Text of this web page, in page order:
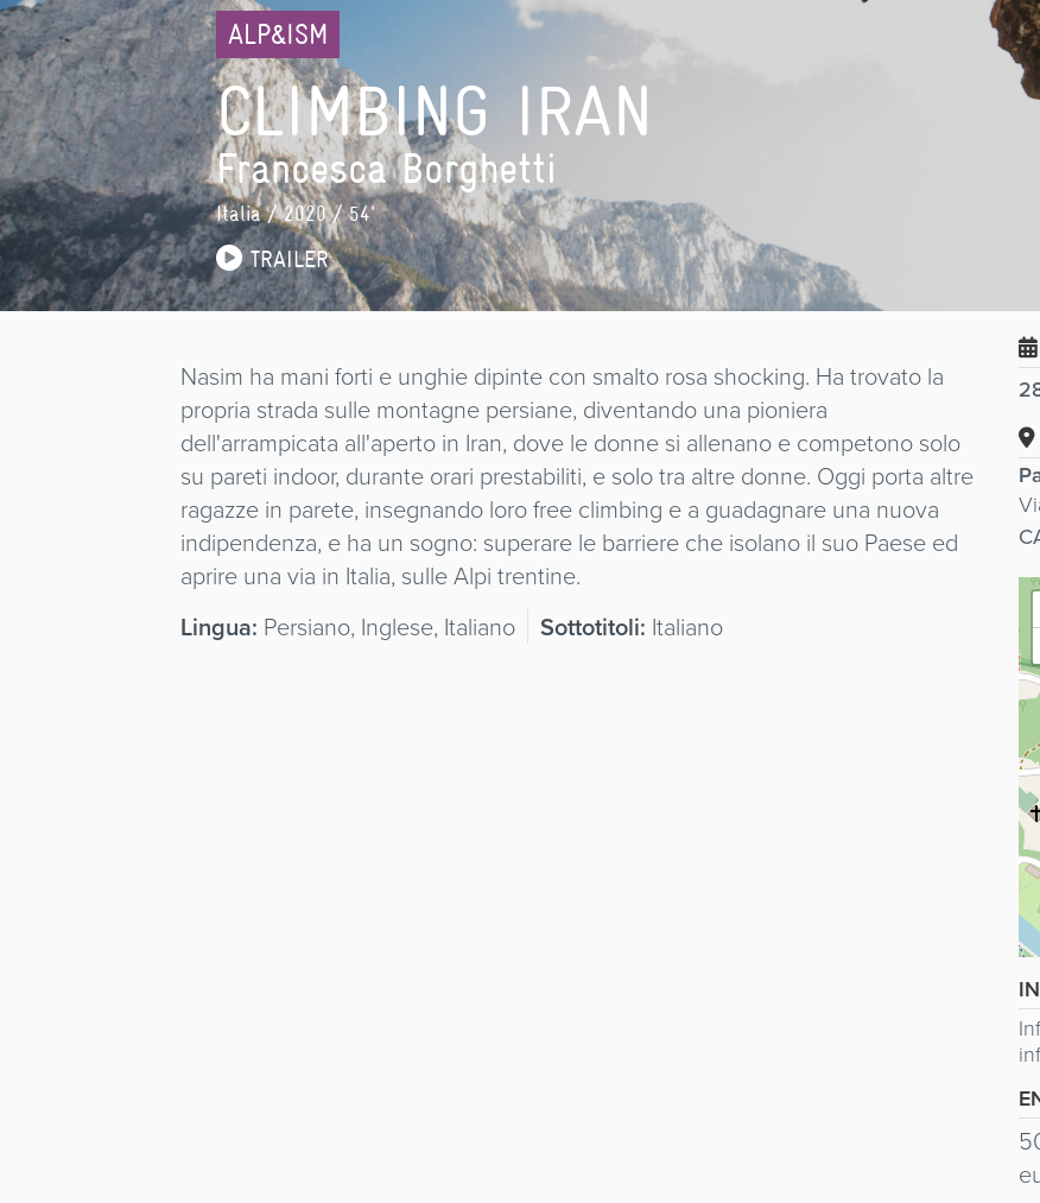
ALP&ISM
CLIMBING IRAN
Francesca Borghetti
Italia/ 2020 / 54'
TRAILER
Nasim ha mani forti e unghie dipinte con smalto rosa shocking. Ha trovato la
propria strada sulle montagne persiane, diventando una pioniera
dell'arrampicata all'aperto in Iran, dove le donne si allenano e competono solo
su pareti indoor, durante orari prestabiliti, e solo tra altre donne. Oggi porta altre
ragazze in parete, insegnando loro free climbing e a guadagnare una nuova
indipendenza, e ha un sogno: superare le barriere che isolano il suo Paese ed
aprire una via in Italia, sulle Alpi trentine.
Lingua: Persiano, Inglese, Italiano Sottotitoli: Italiano